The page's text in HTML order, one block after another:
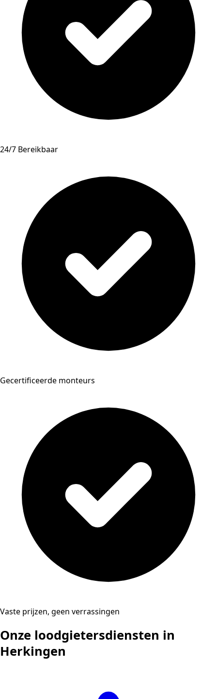
24/7 Bereikbaar
Gecertificeerde monteurs
Vaste prijzen, geen verrassingen
Onze loodgietersdiensten in
Herkingen